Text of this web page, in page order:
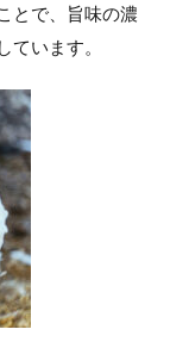
とで、旨味の濃
います。